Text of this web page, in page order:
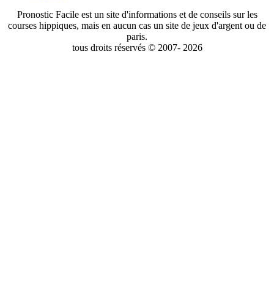
Pronostic Facile est un site d'informations et de conseils sur les
courses hippiques, mais en aucun cas un site de jeux d'argent ou de
paris.
tous droits réservés © 2007- 2026